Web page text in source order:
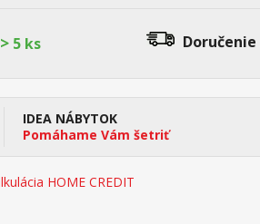
> 5 ks Doručenie
IDEA NÁBYTOK
Pomáhame Vám šetriť
HOME CREDIT